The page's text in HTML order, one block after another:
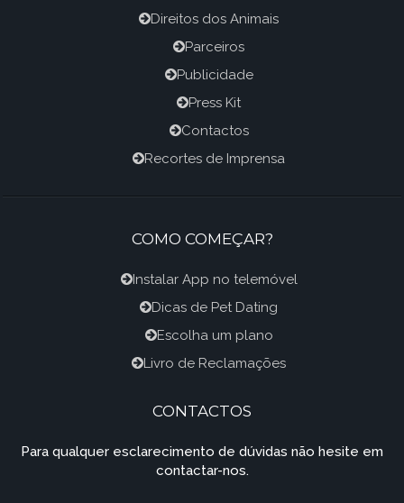
Direitos dos Animais
Parceiros
Publicidade
Press Kit
Contactos
Recortes de Imprensa
COMO COMEÇAR?
Instalar App no telemóvel
Dicas de Pet Dating
Escolha um plano
Livro de Reclamações
CONTACTOS
Para qualquer esclarecimento de dúvidas não hesite em
contactar-nos.